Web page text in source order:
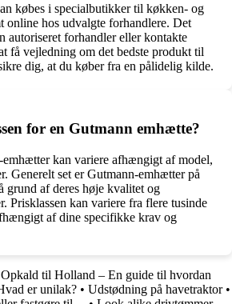
købes i specialbutikker til køkken- og
online hos udvalgte forhandlere. Det
autoriseret forhandler eller kontakte
få vejledning om det bedste produkt til
dig, at du køber fra en pålidelig kilde.
for en Gutmann emhætte?
emhætter kan variere afhængigt af model,
Generelt set er Gutmann-emhætter på
grund af deres høje kvalitet og
Prisklassen kan variere fra flere tusinde
af dine specifikke krav og
Opkald til Holland – En guide til hvordan
er unilak? • Udstødning på havetraktor•